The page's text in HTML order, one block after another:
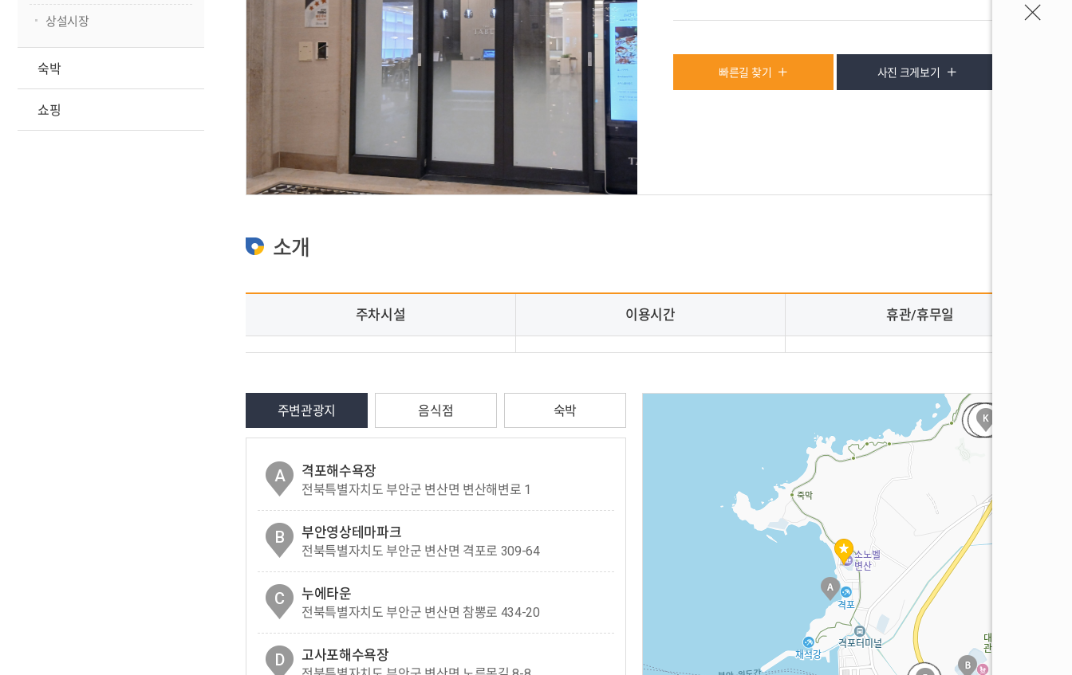
상설시장
숙박
쇼핑
빠른길 찾기 사진 크게보기
소개
주차시설 이용시간 휴관/휴무일
주변관광지 음식점 숙박
A 격포해수욕장
전북특별자치도 부안군 변산면 변산해변로 1
B 부안영상테마파크
전북특별자치도 부안군 변산면 격포로 309-64
C 누에타운
전북특별자치도 부안군 변산면 참뽕로 434-20
D 고사포해수욕장